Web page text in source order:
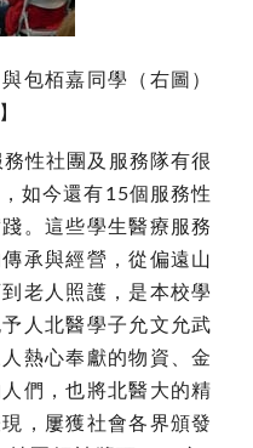
包栢嘉同學（右圖）
性社團及服務隊有很
如今還有15個服務性
。這些學生醫療服務
承與經營，從偏遠山
老人照護，是本校學
人北醫學子允文允武
熱心奉獻的物資、金
們，也將北醫大的精
，屢獲社會各界頒發